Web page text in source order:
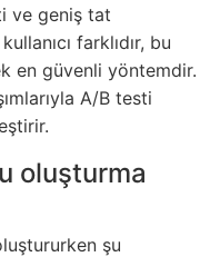
ve geniş tat
farklıdır, bu
en güvenli yöntemdir.
A/B testi
oluşturma
şu